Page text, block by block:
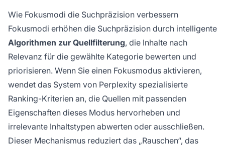
Wie Fokusmodi die Suchpräzision verbessern
Fokusmodi erhöhen die Suchpräzision durch intelligente
Algorithmen zur Quellfilterung, die Inhalte nach
Relevanz für die gewählte Kategorie bewerten und
priorisieren. Wenn Sie einen Fokusmodus aktivieren,
wendet das System von Perplexity spezialisierte
Ranking-Kriterien an, die Quellen mit passenden
Eigenschaften dieses Modus hervorheben und
irrelevante Inhaltstypen abwerten oder ausschließen.
Dieser Mechanismus reduziert das „Rauschen“, das